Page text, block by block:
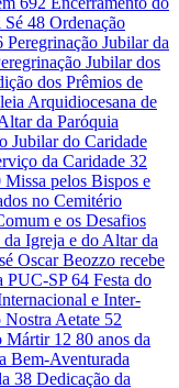
Sé 48 Ordenação
Peregrinação Jubilar da
Jubilar dos
dos Prêmios de
Arquidiocesana de
da Paróquia
Jubilar do Caridade
da Caridade 32
Missa pelos Bispos e
no Cemitério
e os Desafios
Igreja e do Altar da
Oscar Beozzo recebe
PUC-SP64 Festa do
e Inter-
Nostra Aetate 52
Mártir 12 80 anos da
Bem-Aventurada
38 Dedicação da